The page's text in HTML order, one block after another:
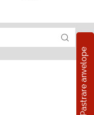
Pastrare anvelope